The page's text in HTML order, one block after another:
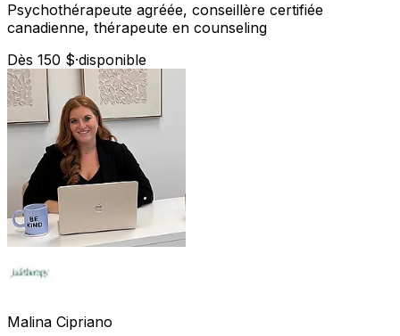
Psychothérapeute agréée, conseillère certifiée
canadienne, thérapeute en counseling
Dès 150 $·disponible
Malina Cipriano